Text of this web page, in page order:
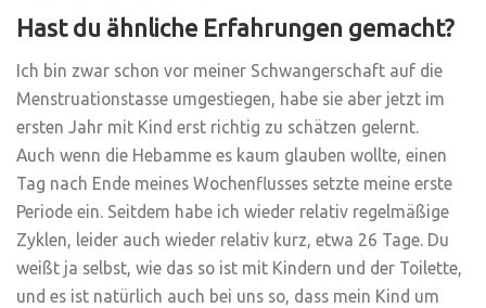
Hast du ähnliche Erfahrungen gemacht?
Ich bin zwar schon vor meiner Schwangerschaft auf die
Menstruationstasse umgestiegen, habe sie aber jetzt im
ersten Jahr mit Kind erst richtig zu schätzen gelernt.
Auch wenn die Hebamme es kaum glauben wollte, einen
Tag nach Ende meines Wochenflusses setzte meine erste
Periode ein. Seitdem habe ich wieder relativ regelmäßige
Zyklen, leider auch wieder relativ kurz, etwa 26 Tage. Du
weißt ja selbst, wie das so ist mit Kindern und der Toilette,
und es ist natürlich auch bei uns so, dass mein Kind um